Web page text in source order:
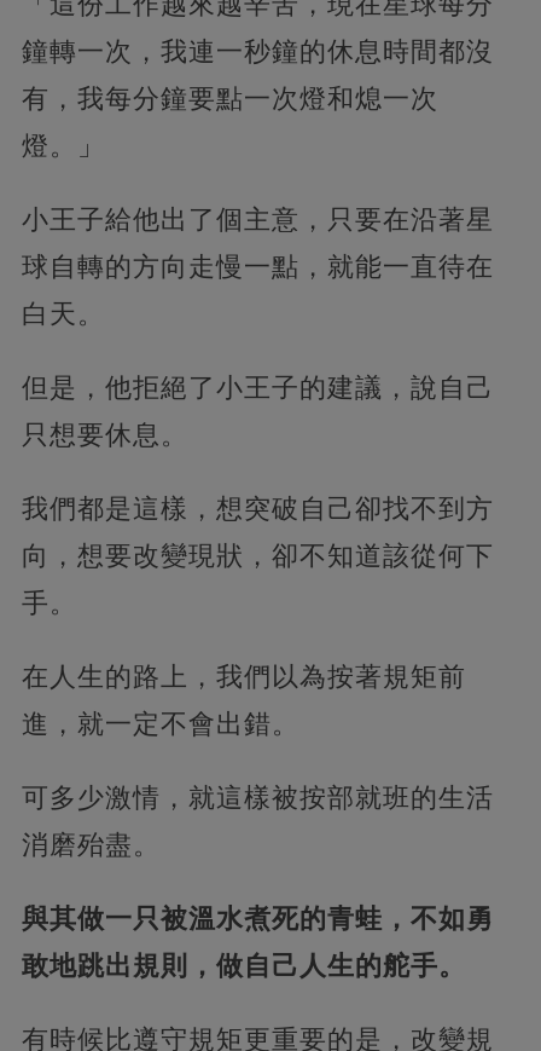
鐘轉一次，我連一秒鐘的休息時間都沒
有，我每分鐘要點一次燈和熄一次
燈。」
小王子給他出了個主意，只要在沿著星
球自轉的方向走慢一點，就能一直待在
白天。
但是，他拒絕了小王子的建議，說自己
只想要休息。
我們都是這樣，想突破自己卻找不到方
向，想要改變現狀，卻不知道該從何下
手。
在人生的路上，我們以為按著規矩前
進，就一定不會出錯。
可多少激情，就這樣被按部就班的生活
消磨殆盡。
與其做一只被溫水煮死的青蛙，不如勇
敢地跳出規則，做自己人生的舵手。
有時候比遵守規矩更重要的是，改變規